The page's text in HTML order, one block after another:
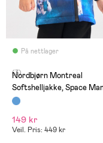
På nettlager
(3)
Nordbjørn Montreal
Softshelljakke, Space
149 kr
Veil. Pris: 449 kr